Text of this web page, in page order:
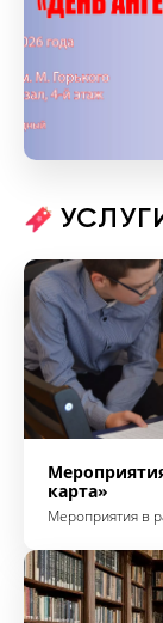
карта»
Мероприятия в